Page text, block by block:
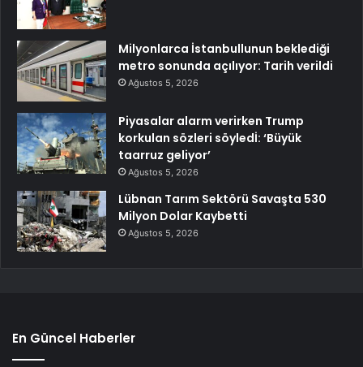
Milyonlarca İstanbullunun beklediği
metro sonunda açılıyor: Tarih verildi
Ağustos 5, 2026
Piyasalar alarm verirken Trump
korkulan sözleri söyledİ: ‘Büyük
taarruz geliyor’
Ağustos 5, 2026
Lübnan Tarım Sektörü Savaşta 530
Milyon Dolar Kaybetti
Ağustos 5, 2026
En Güncel Haberler